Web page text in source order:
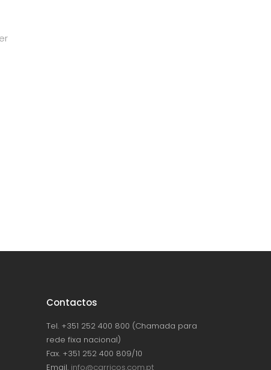
Contactos
Tel. +351 252 400 800 (Chamada para
rede fixa nacional)
Fax. +351 252 400 809/10
Email. info@carricos.com.pt